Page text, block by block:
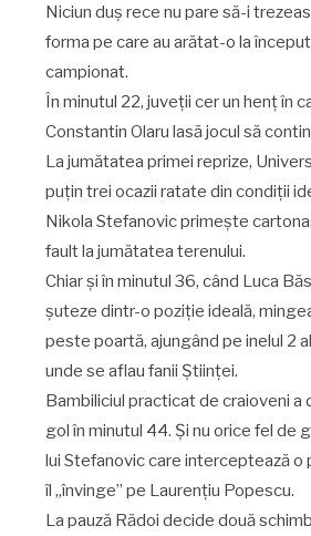
Niciun duș rece nu pare să-i
forma pe care au arătat-o la
campionat.
În minutul 22, juveții cer un henț în
Constantin Olaru lasă jocul să
La jumătatea primei reprize,
puțin trei ocazii ratate din condiții
Nikola Stefanovic primește
fault la jumătatea terenului.
Chiar și în minutul 36, când Luca
șuteze dintr-o poziție ideală,
peste poartă, ajungând pe inelul 2
unde se aflau fanii Științei.
Bambiliciul practicat de craioveni a
gol în minutul 44. Și nu orice fel de
lui Stefanovic care interceptează o
îl „învinge” pe Laurențiu Popescu.
La pauză Rădoi decide două